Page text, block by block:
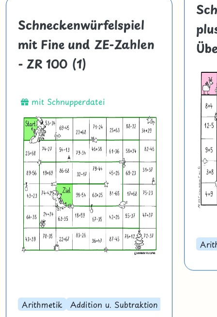
Schneckenwürfelspiel
mit Fine und ZE-Zahlen
- ZR 100 (1)
mit Schnupperdatei
Arithmetik Addition u. Subtraktion